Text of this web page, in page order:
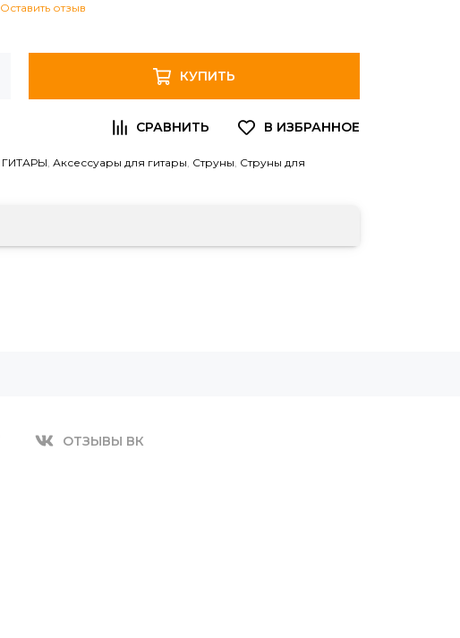
Оставить отзыв
КУПИТЬ
ГИТАРЫ, Аксессуары для гитары, Струны, Струны для
ОТЗЫВЫ ВК